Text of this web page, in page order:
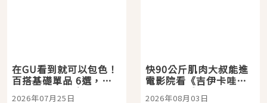
在GU看到就可以包色！
百搭基礎單品 6選，閉
眼全收也不心疼
2026年07月25日
快90公斤肌肉大叔能進
電影院看《吉伊卡哇》
嗎？日本重金屬樂團
2026年08月03日